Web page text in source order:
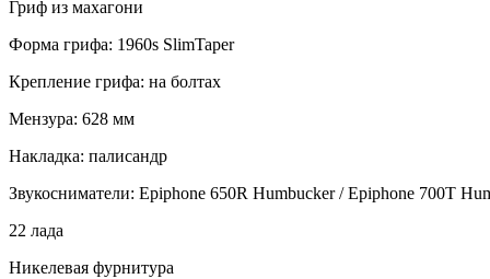
Гриф из махагони
Форма грифа: 1960s SlimTaper
Крепление грифа: на болтах
Мензура: 628 мм
Накладка: палисандр
Звукосниматели: Epiphone 650R Humbucker / Epiphone 700T
22 лада
Никелевая фурнитура